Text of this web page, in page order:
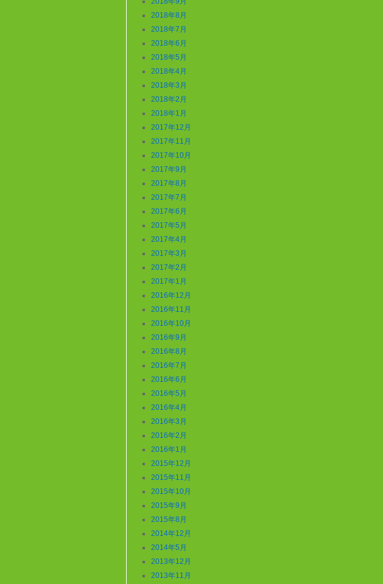
2018年8月
2018年7月
2018年6月
2018年5月
2018年4月
2018年3月
2018年2月
2018年1月
2017年12月
2017年11月
2017年10月
2017年9月
2017年8月
2017年7月
2017年6月
2017年5月
2017年4月
2017年3月
2017年2月
2017年1月
2016年12月
2016年11月
2016年10月
2016年9月
2016年8月
2016年7月
2016年6月
2016年5月
2016年4月
2016年3月
2016年2月
2016年1月
2015年12月
2015年11月
2015年10月
2015年9月
2015年8月
2014年12月
2014年5月
2013年12月
2013年11月